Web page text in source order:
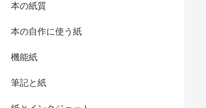
本の紙質
本の自作に使う紙
機能紙
筆記と紙